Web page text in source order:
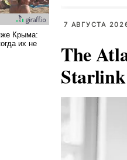
7 АВГУСТА
The
Starlink